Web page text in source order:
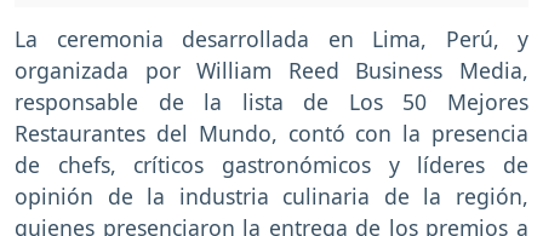
La ceremonia desarrollada en Lima, Perú, y
organizada por William Reed Business Media,
responsable de la lista de Los 50 Mejores
Restaurantes del Mundo, contó con la presencia
de chefs, críticos gastronómicos y líderes de
opinión de la industria culinaria de la región,
quienes presenciaron la entrega de los premios a